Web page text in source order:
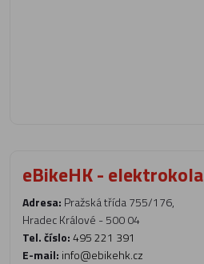
eBikeHK - elektrokola
Adresa: Pražská třída 755/176,
Hradec Králové - 500 04
Tel. číslo:495 221 391
E-mail: info@ebikehk.cz